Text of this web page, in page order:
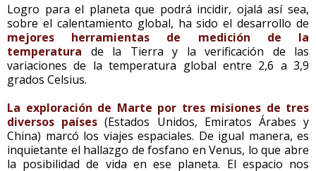
Logro para el planeta que podrá incidir, ojalá así sea,
sobre el calentamiento global, ha sido el desarrollo de
mejores herramientas de medición de la
temperatura de la Tierra y la verificación de las
variaciones de la temperatura global entre 2,6 a 3,9
grados Celsius.
La exploración de Marte por tres misiones de tres
diversos países (Estados Unidos, Emiratos Árabes y
China) marcó los viajes espaciales. De igual manera, es
inquietante el hallazgo de fosfano en Venus, lo que abre
la posibilidad de vida en ese planeta. El espacio nos